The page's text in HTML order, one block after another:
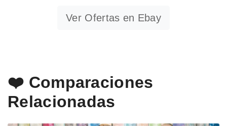
Ver Ofertas en Ebay
❤️ Comparaciones
Relacionadas